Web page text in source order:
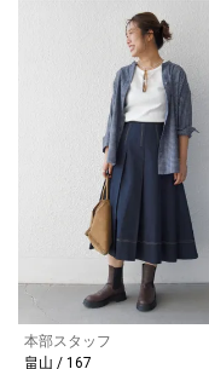
本部スタッフ
畠山 / 167